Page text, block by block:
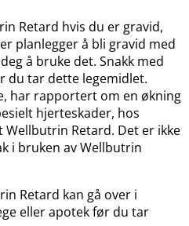
Retard hvis du er gravid,
planlegger å bli gravid med
å bruke det. Snakk med
du tar dette legemidlet.
har rapportert om en økning
hjerteskader, hos
Retard. Det er ikke
i bruken av Wellbutrin
Retard kan gå over i
eller apotek før du tar